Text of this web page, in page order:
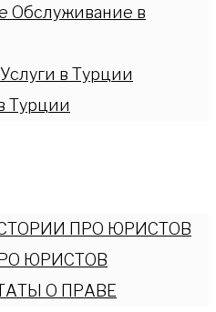
Обслуживание в
в Турции
Турции
ПРО ЮРИСТОВ
ЮРИСТОВ
О ПРАВЕ